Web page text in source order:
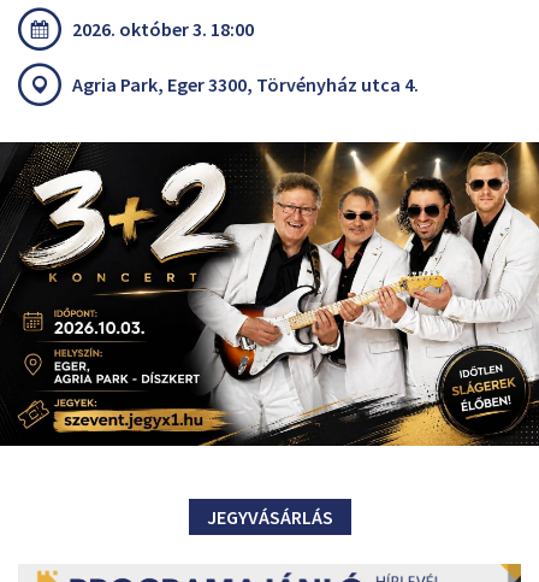
2026. október 3. 18:00
Agria Park, Eger 3300, Törvényház utca 4.
JEGYVÁSÁRLÁS